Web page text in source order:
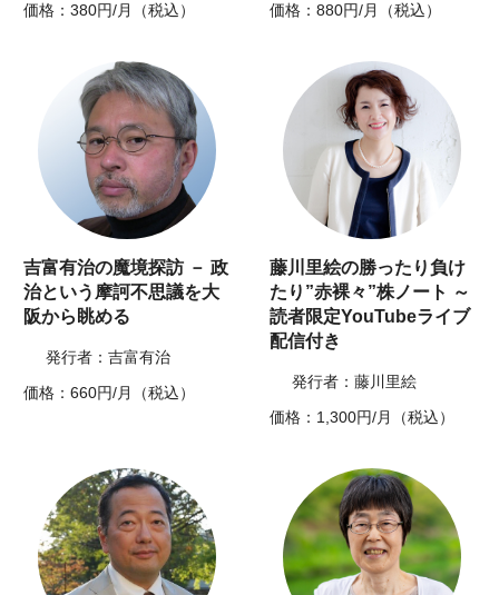
価格：380円/月（税込）
価格：880円/月（税込）
吉富有治の魔境探訪 － 政
治という摩訶不思議を大
阪から眺める
発行者：吉富有治
価格：660円/月（税込）
藤川里絵の勝ったり負け
たり”赤裸々”株ノート ～
読者限定YouTubeライブ
配信付き
発行者：藤川里絵
価格：1,300円/月（税込）